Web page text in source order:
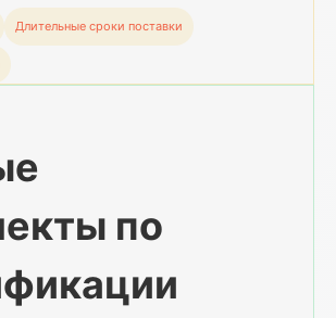
Длительные сроки поставки
по